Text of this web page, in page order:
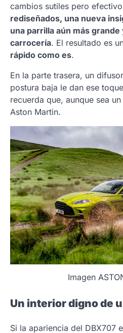
cambios sutiles pero
rediseñados, una nueva
una parrilla aún más
carrocería. El resultado es
rápido como es.
En la parte trasera, un
postura baja le dan ese
recuerda que, aunque sea
Aston Martin.
Imagen
Un interior digno de
Si la apariencia del DBX707